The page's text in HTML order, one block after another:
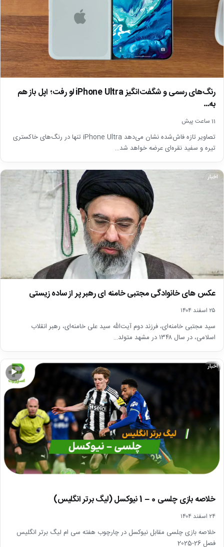
رنگ‌های رسمی و شگفت‌انگیز iPhone Ultra لو رفت؛ اپل باز هم
به…
11 ساعت پیش
تصاویر تازه فاش‌شده نشان می‌دهد iPhone Ultra تنها در رنگ‌های خاکستری
تیره و سفید نقره‌ای عرضه خواهد شد…
اخبار
عکس های خانوادگی مجتبی خامنه ای رهبر پر از ساده زیستی
۲۵ اسفند ۱۴۰۴
سید مجتبی خامنه‌ای، فرزند دوم آیت‌الله سید علی خامنه‌ای، رهبر انقلاب
اسلامی، در سال ۱۳۴۸ در مشهد متولد…
▶
اخبار
خلاصه بازی چلسی 0 – 1 نیوکسل (لیگ برتر انگلیس)
۲۴ اسفند ۱۴۰۴
خلاصه بازی چلسی مقابل نیوکسل در چارچوب هفته سی ام لیگ برتر انگلیس
فصل 26-2025